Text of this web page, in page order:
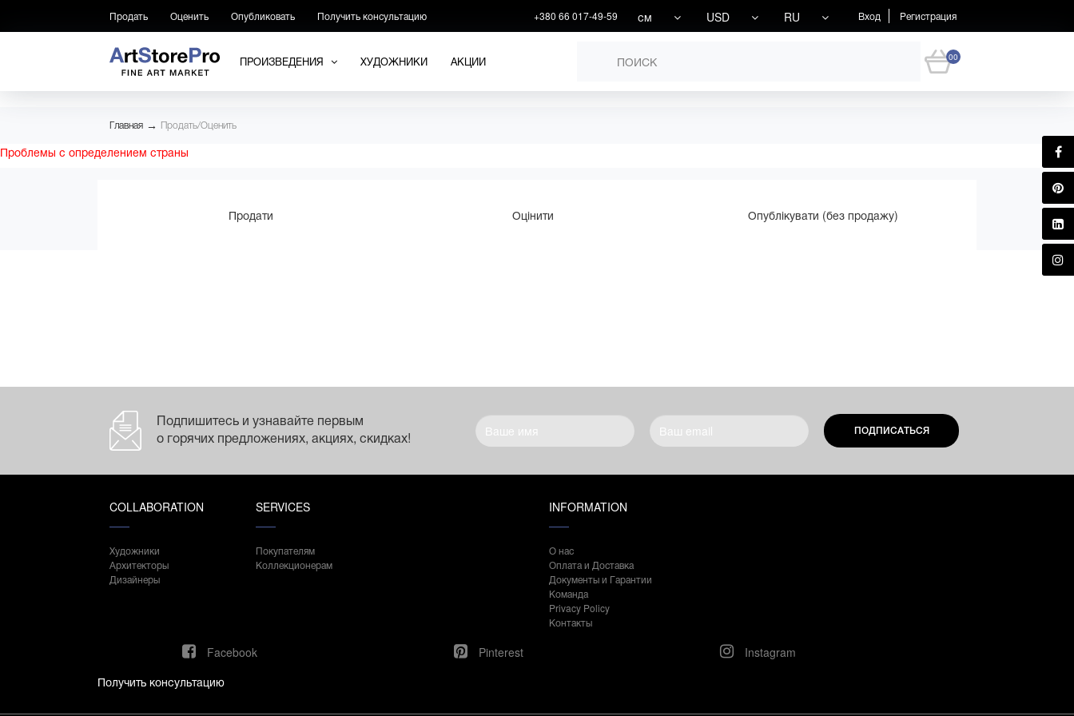
Продать Оценить Опубликовать Получить консультацию Вход Регистрация
+380 66 017-49-59 см USD RU
00
ПРОИЗВЕДЕНИЯ ХУДОЖНИКИ АКЦИИ
Главная → Продать/Оценить
Проблемы с определением страны
Продати Оцінити Опублікувати (без продажу)
Подпишитесь и узнавайте первым
о горячих предложениях, акциях, скидках!
ПОДПИСАТЬСЯ
COLLABORATION
Художники
Архитекторы
Дизайнеры
SERVICES
Покупателям
Коллекционерам
INFORMATION
О нас
Оплата и Доставка
Документы и Гарантии
Команда
Privacy Policy
Контакты
Facebook Pinterest
Instagram
Получить консультацию